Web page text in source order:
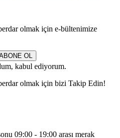
olmak için e-bültenimize
OL
kabul ediyorum.
olmak için bizi Takip Edin!
09:00 - 19:00 arası merak